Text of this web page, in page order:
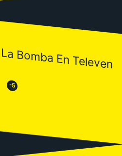
Bomba En Televen
😒 -5 😂